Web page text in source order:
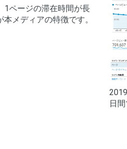
1ページの滞在時間が長
メディアの特徴です。
日